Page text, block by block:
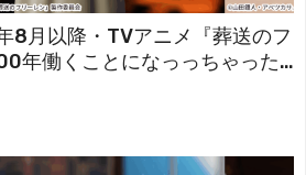
8月以降・TVアニメ『葬送のフ
年働くことになっっちゃった
化！